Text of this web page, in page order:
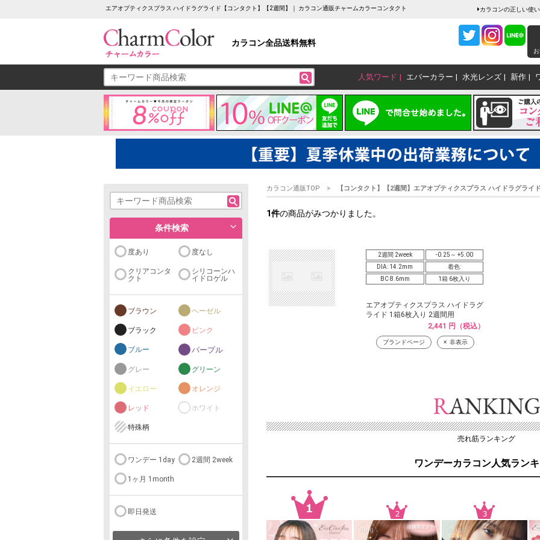
エアオプティクスプラス ハイドラグライド【コンタクト】【2週間】｜ カラコン通販チャームカラーコンタクト カラコンの正しい使
カラコン全品送料無料
人気ワード エバーカラー 水光レンズ 新作
条件検索
度あり 度なし
クリアコンタ
クト
シリコーンハ
イドロゲル
ブラウン ヘーゼル
ブラック ピンク
ブルー パープル
グレー グリーン
イエロー オレンジ
レッド ホワイト
特殊柄
ワンデー 1day 2週間 2week
1ヶ月 1month
即日発送
カラコン通販TOP 【コンタクト】【2週間】エアオプティクスプラス ハイドラグライ
1件の商品がみつかりました。
2週間 2week
-0.25～ +5.00
DIA: 14.2mm
着色:
BC 8.6mm
1箱 6枚入り
エアオプティクスプラス ハイドラグ
ライド 1箱6枚入り 2週間用
2,441 円（税込）
ブランドページ 非表示
売れ筋ランキング
ワンデーカラコン人気ラン